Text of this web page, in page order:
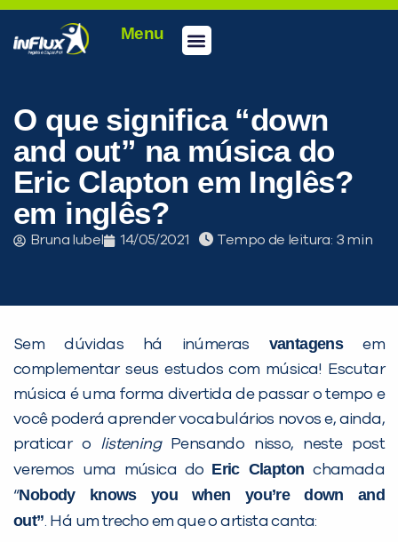
Menu
O que significa “down
and out” na música do
Eric Clapton em Inglês?
em inglês?
Bruna Iubel 14/05/2021 Tempo de leitura:
Sem dúvidas há inúmeras vantagensem
complementar seus estudos com música! Escutar
música é uma forma divertida de passar o tempo e
você poderá aprender vocabulários novos e, ainda,
praticar o listening
Pensando nisso, neste post
veremos uma música do Eric Claptonchamada
“Nobody knows you when you’re down and
out”. Há um trecho em que o artista canta:
PEÇA UMA DEMONSTRAÇÃO DE MÉTODO